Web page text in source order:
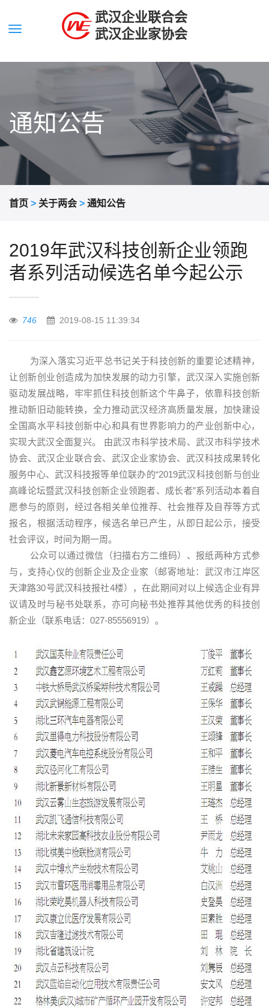
武汉企业联合会
武汉企业家协会
通知公告
首页 > 关于两会 > 通知公告
2019年武汉科技创新企业领跑
者系列活动候选名单今起公示
746 2019-08-15 11:39:34
为深入落实习近平总书记关于科技创新的重要论述精神，
让创新创业创造成为加快发展的动力引擎，武汉深入实施创新
驱动发展战略，牢牢抓住科技创新这个牛鼻子，依靠科技创新
推动新旧动能转换，全力推动武汉经济高质量发展，加快建设
全国高水平科技创新中心和具有世界影响力的产业创新中心，
实现大武汉全面复兴。 由武汉市科学技术局、武汉市科学技术
协会、武汉企业联合会、武汉企业家协会、武汉科技成果转化
服务中心、武汉科技报等单位联办的“2019武汉科技创新与创业
高峰论坛暨武汉科技创新企业领跑者、成长者”系列活动本着自
愿参与的原则，经过各相关单位推荐、社会推荐及自荐等方式
报名，根据活动程序，候选名单已产生，从即日起公示，接受
社会评议，时间为期一周。
公众可以通过微信（扫描右方二维码）、报纸两种方式参
与，支持心仪的创新企业及企业家（邮寄地址：武汉市江岸区
天津路30号武汉科技报社4楼），在此期间对以上候选企业有异
议请及时与秘书处联系，亦可向秘书处推荐其他优秀的科技创
新企业（联系电话：027-85556919）。